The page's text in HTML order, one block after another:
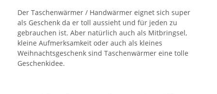
Der Taschenwärmer / Handwärmer eignet sich super
als Geschenk da er toll aussieht und für jeden zu
gebrauchen ist. Aber natürlich auch als Mitbringsel,
kleine Aufmerksamkeit oder auch als kleines
Weihnachtsgeschenk sind Taschenwärmer eine tolle
Geschenkidee.